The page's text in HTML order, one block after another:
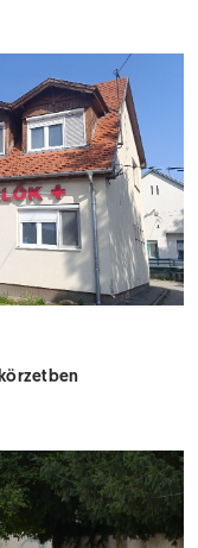
körzetben